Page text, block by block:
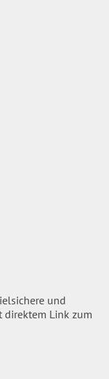
und
direktem Link zum